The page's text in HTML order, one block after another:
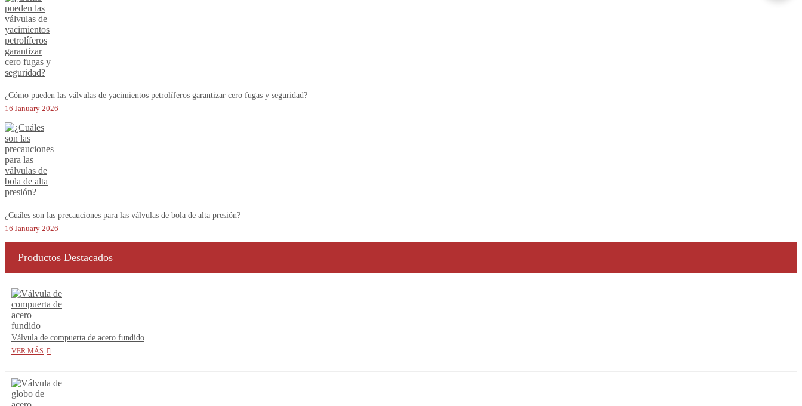
¿Cómo pueden las válvulas de yacimientos petrolíferos garantizar cero fugas y seguridad?
16 January 2026
¿Cuáles son las precauciones para las válvulas de bola de alta presión?
16 January 2026
Productos Destacados
Válvula de compuerta de acero fundido
VER MÁS